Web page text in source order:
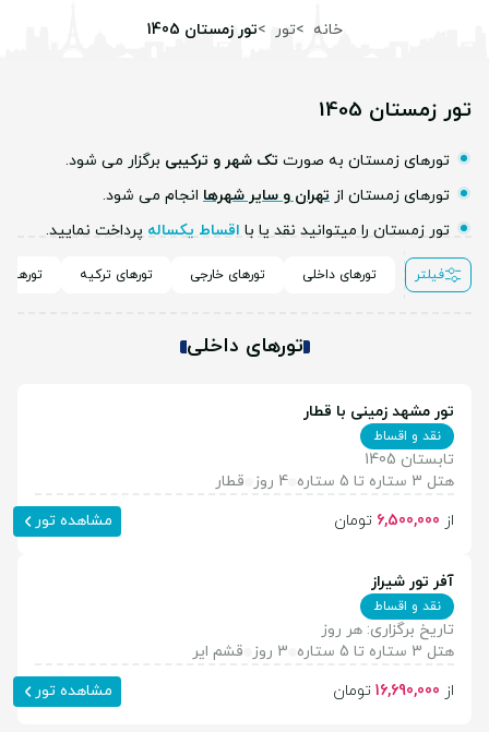
خانه تور تور زمستان 1405
تور زمستان 1405
تورهای زمستان به صورت تک شهر و ترکیبی برگزار می شود.
تورهای زمستان از تهران و سایر شهرها انجام می شود.
تور زمستان را میتوانید نقد یا با اقساط یکساله پرداخت نمایید.
فیلتر تورهای داخلی تورهای خارجی تورهای ترکیه تورهای
تورهای داخلی
تور مشهد زمینی با قطار
نقد و اقساط
تابستان 1405
هتل 3 ستاره تا 5 ستاره
4 روز
قطار
از 6,500,000 تومان مشاهده تور
آفر تور شیراز
نقد و اقساط
تاریخ برگزاری: هر روز
هتل 3 ستاره تا 5 ستاره
3 روز
قشم ایر
از 16,690,000 تومان مشاهده تور